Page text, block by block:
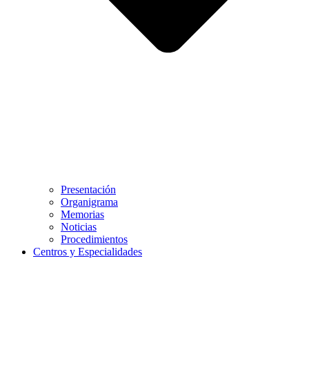
Presentación
Organigrama
Memorias
Noticias
Procedimientos
Centros y Especialidades